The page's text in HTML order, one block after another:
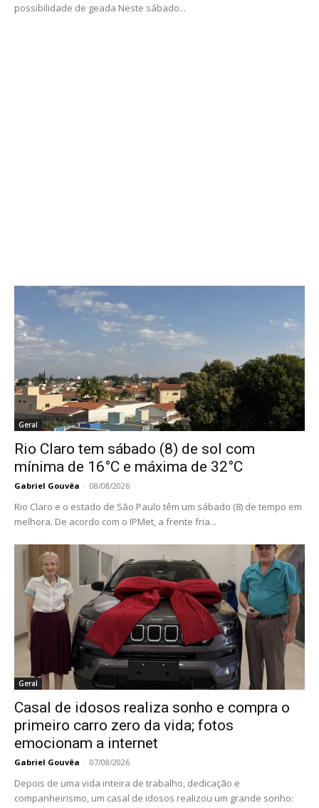
possibilidade de geada Neste sábado...
Geral
Rio Claro tem sábado (8) de sol com
mínima de 16°C e máxima de 32°C
Gabriel Gouvêa - 08/08/2026
Rio Claro e o estado de São Paulo têm um sábado (8) de tempo em
melhora. De acordo com o IPMet, a frente fria...
Geral
Casal de idosos realiza sonho e compra o
primeiro carro zero da vida; fotos
emocionam a internet
Gabriel Gouvêa - 07/08/2026
Depois de uma vida inteira de trabalho, dedicação e
companheirismo, um casal de idosos realizou um grande sonho: